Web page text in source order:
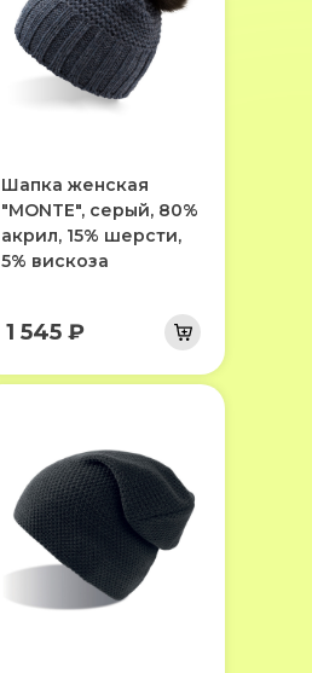
Шапка женская
"MONTE", серый, 80%
акрил, 15% шерсти,
5% вискоза
1 545 ₽